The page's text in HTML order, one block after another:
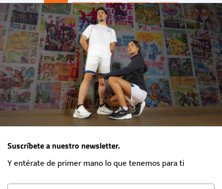
Suscríbete a nuestro newsletter.
Y entérate de primer mano lo que tenemos para ti